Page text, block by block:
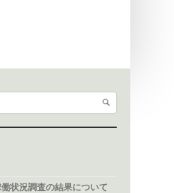
状況調査の結果について